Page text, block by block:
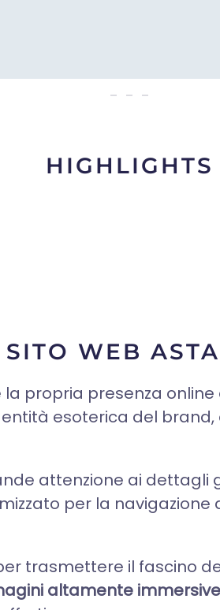
HIGHLIGHTS
WEB
la propria presenza
esoterica del
attenzione ai dettagli
per la
trasmettere il fascino
altamente immersive